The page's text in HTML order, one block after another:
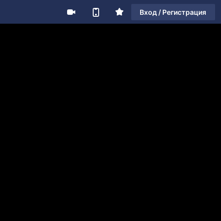
Вход / Регистрация